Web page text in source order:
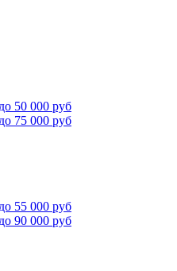
50 000 руб
75 000 руб
55 000 руб
90 000 руб